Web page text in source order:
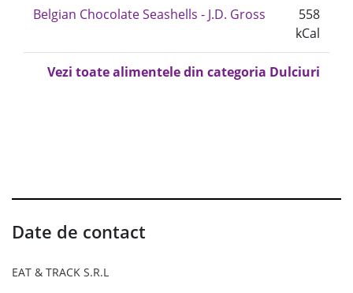
Belgian Chocolate Seashells - J.D. Gross
558
kCal
Vezi toate alimentele din categoria Dulciuri
Date de contact
EAT & TRACK S.R.L